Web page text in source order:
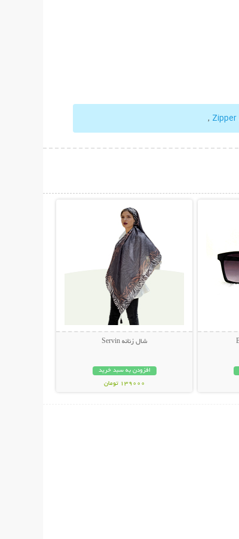
,
شال زنانه Servin
افزودن به سبد خرید
139000 تومان